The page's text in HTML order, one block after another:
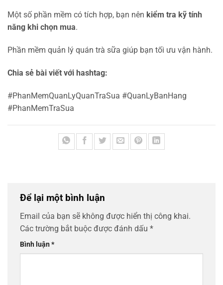
Một số phần mềm có tích hợp, bạn nên kiểm tra kỹ tính
năng khi chọn mua.
Phần mềm quản lý quán trà sữa giúp bạn tối ưu vận hành.
Chia sẻ bài viết với hashtag:
#PhanMemQuanLyQuanTraSua #QuanLyBanHang
#PhanMemTraSua
Để lại một bình luận
Email của bạn sẽ không được hiển thị công khai.
Các trường bắt buộc được đánh dấu *
Bình luận*